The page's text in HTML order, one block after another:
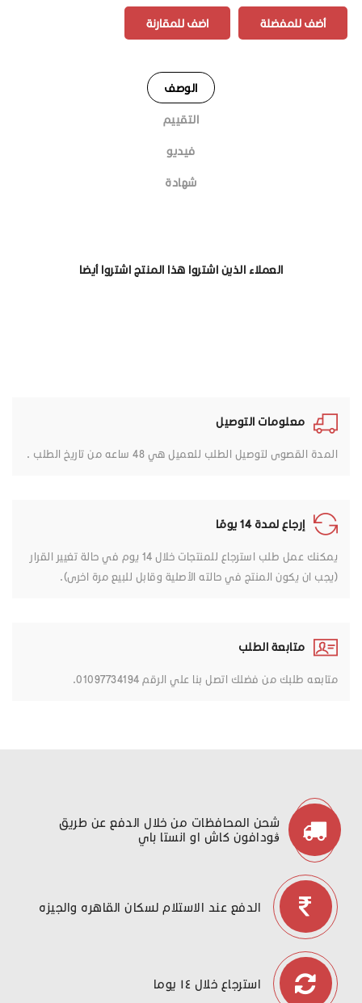
أضف للمفضلة اضف للمقارنة
الوصف
التقييم
فيديو
شهادة
العملاء الذين اشتروا هذا المنتج اشتروا أيضا
معلومات التوصيل
المدة القصوى لتوصيل الطلب للعميل هي 48 ساعه من تاريخ الطلب .
إرجاع لمدة 14 يومًا
يمكنك عمل طلب استرجاع للمنتجات خلال 14 يوم في حالة تغيير القرار
(يجب ان يكون المنتج في حالته الأصلية وقابل للبيع مرة اخرى).
متابعة الطلب
متابعه طلبك من فضلك اتصل بنا علي الرقم 01097734194.
شحن المحافظات من خلال الدفع عن طريق
ڤودافون كاش او انستا باي
الدفع عند الاستلام لسكان القاهره والجيزه
استرجاع خلال ١٤ يوما